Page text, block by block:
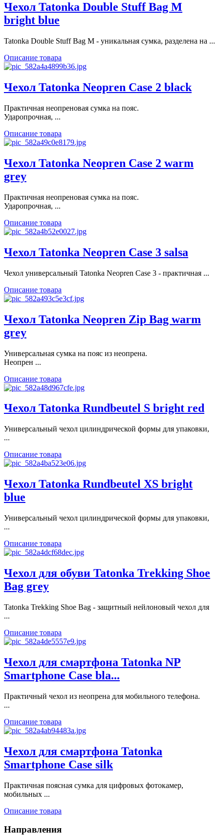
Чехол Tatonka Double Stuff Bag M
bright blue
Tatonka Double Stuff Bag M - уникальная сумка, разделена на ...
Описание товара
Чехол Tatonka Neopren Case 2 black
Практичная неопреновая сумка на пояс.
Ударопрочная, ...
Описание товара
Чехол Tatonka Neopren Case 2 warm
grey
Практичная неопреновая сумка на пояс.
Ударопрочная, ...
Описание товара
Чехол Tatonka Neopren Case 3 salsa
Чехол универсальный Tatonka Neopren Case 3 - практичная ...
Описание товара
Чехол Tatonka Neopren Zip Bag warm
grey
Универсальная сумка на пояс из неопрена.
Неопрен ...
Описание товара
Чехол Tatonka Rundbeutel S bright red
Универсальный чехол цилиндрической формы для упаковки,
...
Описание товара
Чехол Tatonka Rundbeutel XS bright
blue
Универсальный чехол цилиндрической формы для упаковки,
...
Описание товара
Чехол для обуви Tatonka Trekking Shoe
Bag grey
Tatonka Trekking Shoe Bag - защитный нейлоновый чехол для
...
Описание товара
Чехол для смартфона Tatonka NP
Smartphone Case bla...
Практичный чехол из неопрена для мобильного телефона.
...
Описание товара
Чехол для смартфона Tatonka
Smartphone Case silk
Практичная поясная сумка для цифровых фотокамер,
мобильных ...
Описание товара
Направления